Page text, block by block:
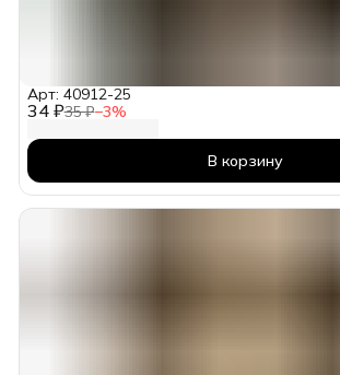
34 ₽35 ₽−3%
Арт: 40912-25
В корзину